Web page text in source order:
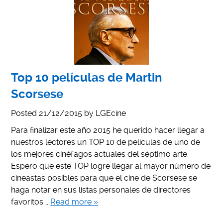
Top 10 películas de Martin
Scorsese
Posted 21/12/2015 by LGEcine
Para finalizar este año 2015 he querido hacer llegar a
nuestros lectores un TOP 10 de películas de uno de
los mejores cinéfagos actuales del séptimo arte.
Espero que este TOP logre llegar al mayor número de
cineastas posibles para que el cine de Scorsese se
haga notar en sus listas personales de directores
favoritos…. Read more »